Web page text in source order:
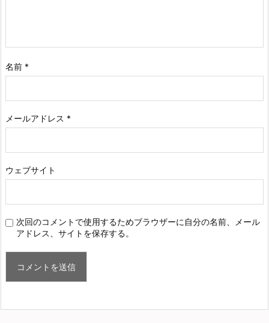
名前 *
メールアドレス *
ウェブサイト
次回のコメントで使用するためブラウザーに自分の名前、メール
アドレス、サイトを保存する。